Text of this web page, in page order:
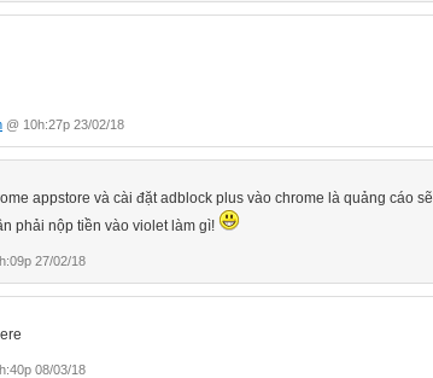
@ 10h:27p 23/02/18
appstore và cài đặt adblock plus vào chrome là quảng cáo sẽ
phải nộp tiền vào violet làm gì!
27/02/18
08/03/18